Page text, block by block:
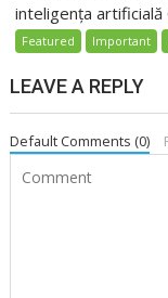
inteligența artificială
Featured Important
LEAVE A REPLY
Default Comments (0)